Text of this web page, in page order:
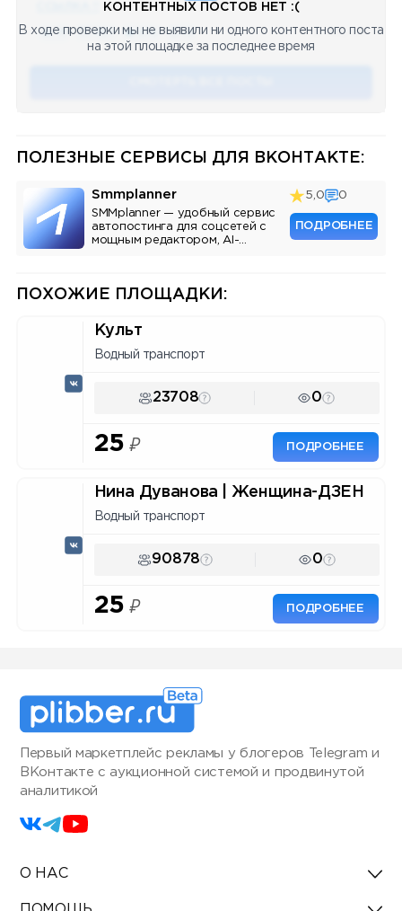
🔥 75 👍🏻 487 ❤️ 875 🥴 19 12.4k 12:45
КОНТЕНТНЫХ ПОСТОВ НЕТ :(
В ходе проверки мы не выявили ни одного контентного поста
на этой площадке за последнее время
ПОЛЕЗНЫЕ СЕРВИСЫ ДЛЯ ВКОНТАКТЕ:
Smmplanner
SMMplanner — удобный сервис
автопостинга для соцсетей с
мощным редактором, AI-
5,0 0
ПОДРОБНЕЕ
ПОХОЖИЕ ПЛОЩАДКИ:
Культ
Водный транспорт
23708 0
25 ₽ ПОДРОБНЕЕ
Нина Дуванова | Женщина-ДЗЕН
Водный транспорт
90878 0
25 ₽ ПОДРОБНЕЕ
Первый маркетплейс рекламы у блогеров Telegram и
ВКонтакте с аукционной системой и продвинутой
аналитикой
О НАС